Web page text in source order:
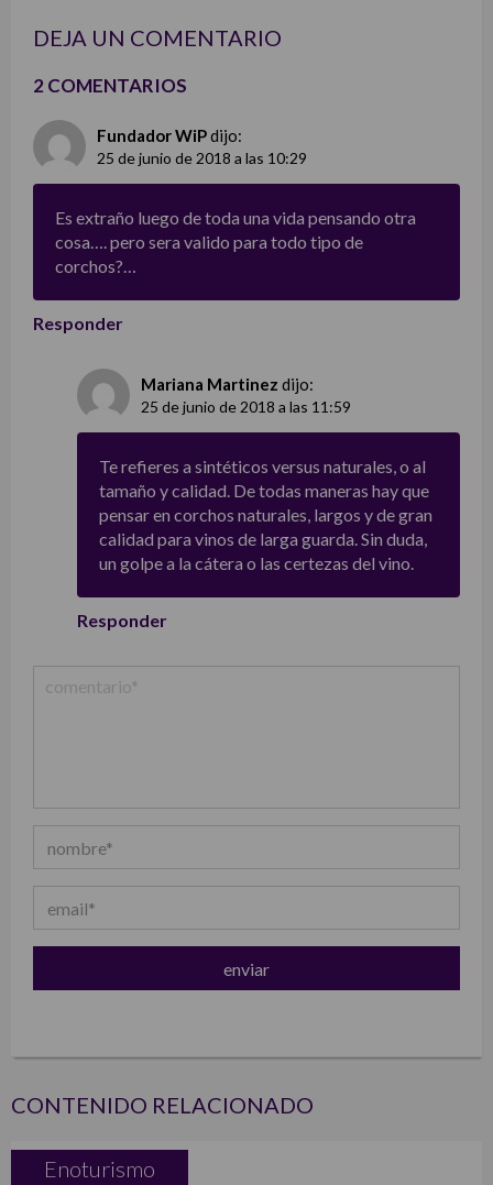
DEJA UN COMENTARIO
2 COMENTARIOS
Fundador WiPdijo:
25 de junio de 2018 a las 10:29
Es extraño luego de toda una vida pensando otra
cosa…. pero sera valido para todo tipo de
corchos?…
Responder
Mariana Martinez dijo:
25 de junio de 2018 a las 11:59
Te refieres a sintéticos versus naturales, o al
tamaño y calidad. De todas maneras hay que
pensar en corchos naturales, largos y de gran
calidad para vinos de larga guarda. Sin duda,
un golpe a la cátera o las certezas del vino.
Responder
CONTENIDO RELACIONADO
Enoturismo